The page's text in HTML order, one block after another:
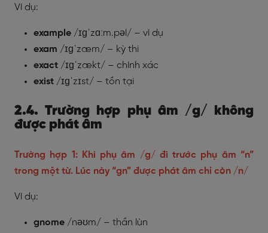
Ví dụ:
example /ɪɡˈzɑːm.pəl/ – ví dụ
exam /ɪɡˈzæm/ – kỳ thi
exact /ɪɡˈzækt/ – chính xác
exist /ɪɡˈzɪst/ – tồn tại
2.4. Trường hợp phụ âm /g/ không
được phát âm
Trường hợp 1: Khi phụ âm /g/ đi trước phụ âm “n”
trong một từ. Lúc này “gn” được phát âm chỉ còn /n/
Ví dụ:
gnome /nəʊm/ – thần lùn